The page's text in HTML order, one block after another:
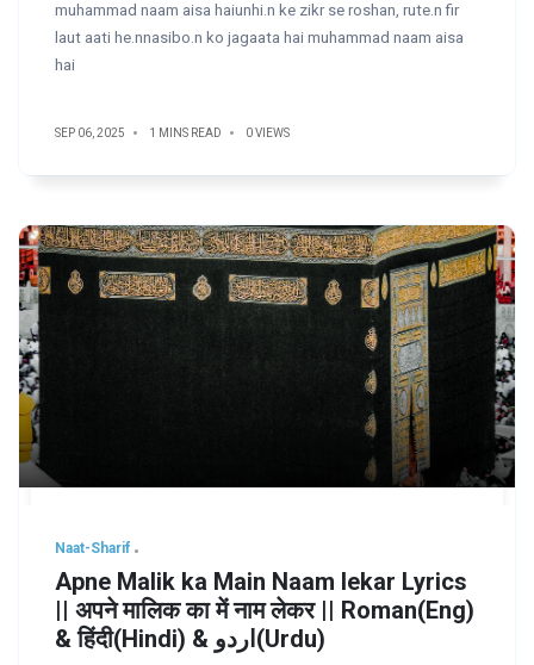
muhammad naam aisa haiunhi.n ke zikr se roshan, rute.n fir
laut aati he.nnasibo.n ko jagaata hai muhammad naam aisa
hai
SEP 06, 2025 1 MINS READ 0 VIEWS
Naat-Sharif
Apne Malik ka Main Naam lekar Lyrics
|| अपने मालिक का में नाम लेकर || Roman(Eng)
& हिंदी(Hindi) & اردو(Urdu)